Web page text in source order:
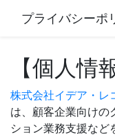
プライバシーポ
【個人情
株式会社イデア・レ
は、顧客企業向けの
ション業務支援など